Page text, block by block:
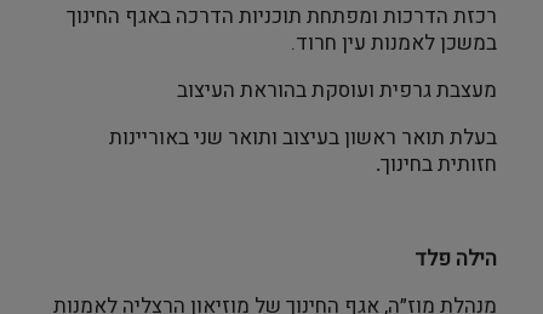
רכזת הדרכות ומפתחת תוכניות הדרכה באגף החינוך
במשכן לאמנות עין חרוד.
מעצבת גרפית ועוסקת בהוראת העיצוב
בעלת תואר ראשון בעיצוב ותואר שני באוריינות
חזותית בחינוך.
הילה פלד
מנהלת מוז״ה, אגף החינוך של מוזיאון הרצליה לאמנות